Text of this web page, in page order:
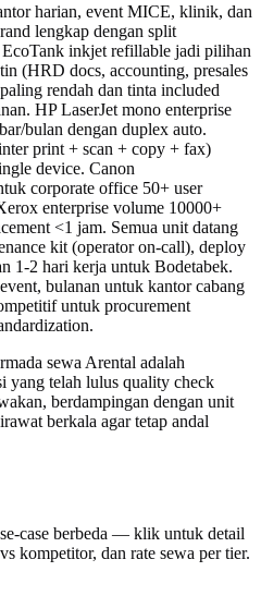
harian, event MICE, klinik, dan
lengkap dengan split
EcoTank inkjet refillable jadi pilihan
(HRD docs, accounting, presales
rendah dan tinta included
HP LaserJet mono enterprise
bulan dengan duplex auto.
print + scan + copy + fax)
device. Canon
corporate office 50+ user
enterprise volume 10000+
<1 jam. Semua unit datang
kit (operator on-call), deploy
1-2 hari kerja untuk Bodetabek.
bulanan untuk kantor cabang
untuk procurement
sewa Arental adalah
yang telah lulus quality check
berdampingan dengan unit
berkala agar tetap andal
case berbeda — klik untuk detail
kompetitor, dan rate sewa per tier.